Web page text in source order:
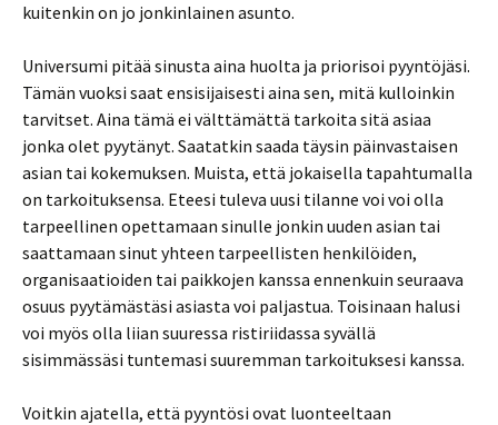
kuitenkin on jo jonkinlainen asunto.
Universumi pitää sinusta aina huolta ja priorisoi pyyntöjäsi.
Tämän vuoksi saat ensisijaisesti aina sen, mitä kulloinkin
tarvitset. Aina tämä ei välttämättä tarkoita sitä asiaa
jonka olet pyytänyt. Saatatkin saada täysin päinvastaisen
asian tai kokemuksen. Muista, että jokaisella tapahtumalla
on tarkoituksensa. Eteesi tuleva uusi tilanne voi voi olla
tarpeellinen opettamaan sinulle jonkin uuden asian tai
saattamaan sinut yhteen tarpeellisten henkilöiden,
organisaatioiden tai paikkojen kanssa ennenkuin seuraava
osuus pyytämästäsi asiasta voi paljastua. Toisinaan halusi
voi myös olla liian suuressa ristiriidassa syvällä
sisimmässäsi tuntemasi suuremman tarkoituksesi kanssa.
Voitkin ajatella, että pyyntösi ovat luonteeltaan